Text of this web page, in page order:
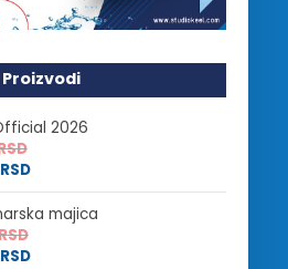
Proizvodi
2026
RSD
majica
RSD